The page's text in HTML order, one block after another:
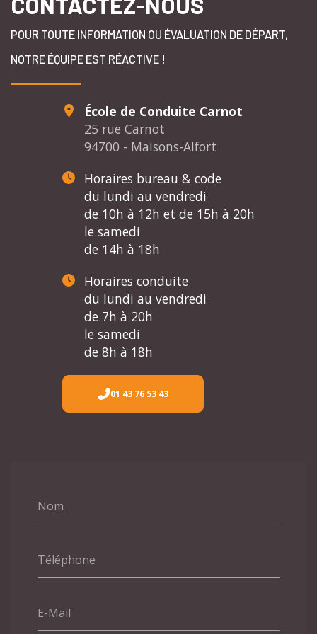
POUR TOUTE INFORMATION OU ÉVALUATION DE DÉPART,
NOTRE ÉQUIPE EST RÉACTIVE !
Nom
Téléphone
E-Mail
École de Conduite Carnot
25 rue Carnot
94700 - Maisons-Alfort
Horaires bureau & code
du lundi au vendredi
de 10h à 12h et de 15h à 20h
le samedi
de 14h à 18h
Horaires conduite
du lundi au vendredi
de 7h à 20h
le samedi
de 8h à 18h
01 43 76 53 43